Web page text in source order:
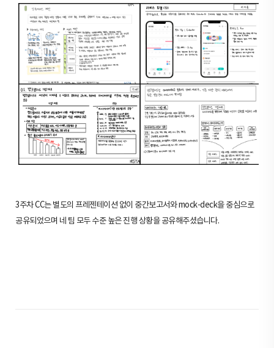
3주차 CC는 별도의 프레젠테이션 없이 중간보고서와 mock-deck을 중심으로
공유되었으며 네 팀 모두 수준 높은 진행 상황을 공유해주셨습니다.